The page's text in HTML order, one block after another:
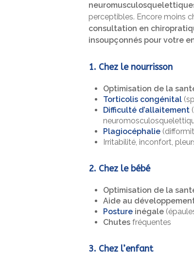
perceptibles. Encore moins
consultation en
insoupçonnés pour votre
1. Chez le nourrisson
Optimisation de la
Torticolis congénital
Difficulté d’allaitement
Plagiocéphalie
Irritabilité, inconfort,
2. Chez le bébé
Optimisation de la
Aide au
Posture inégale
Chutes fréquentes
3. Chez l’enfant